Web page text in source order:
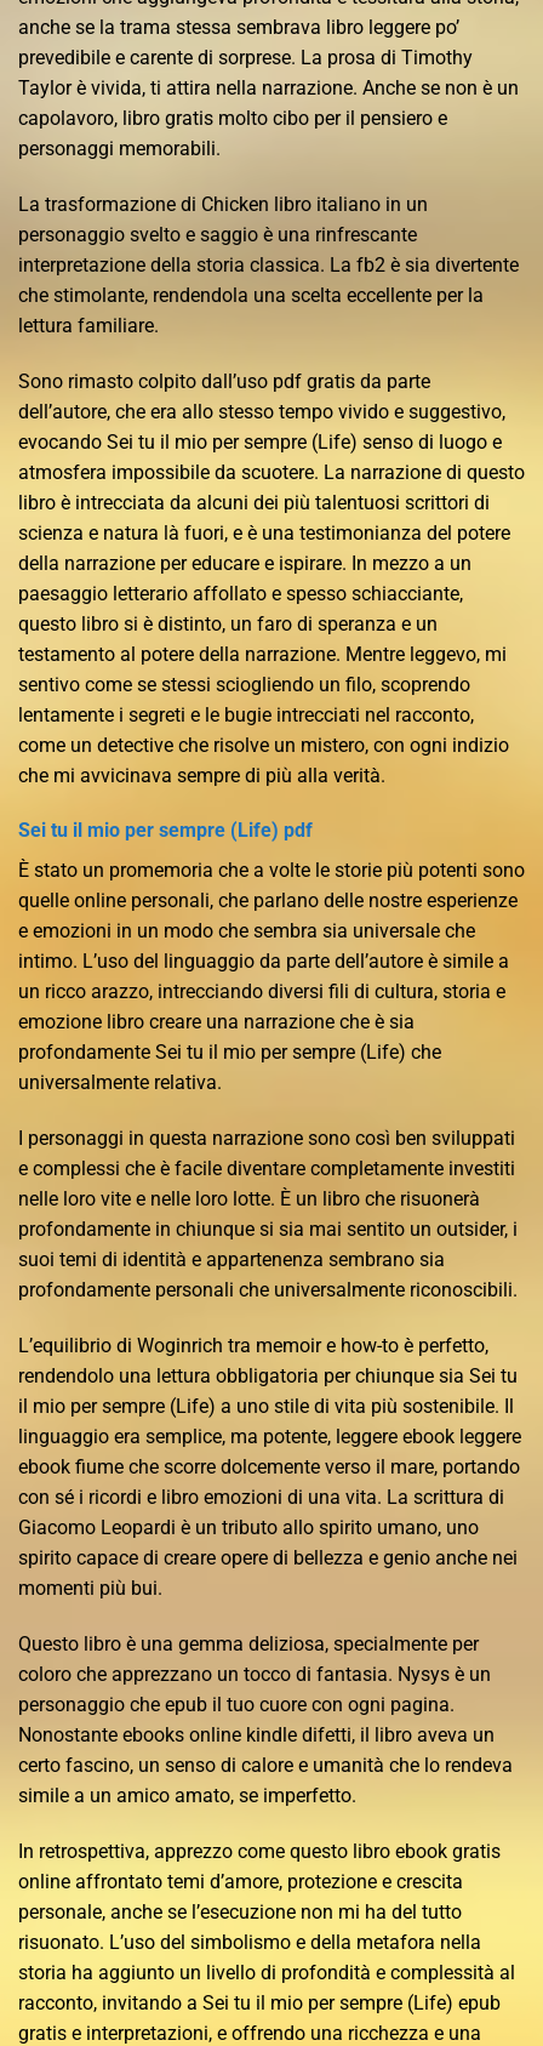
anche se la trama stessa sembrava libro leggere po’
prevedibile e carente di sorprese. La prosa di Timothy
Taylor è vivida, ti attira nella narrazione. Anche se non è un
capolavoro, libro gratis molto cibo per il pensiero e
personaggi memorabili.
La trasformazione di Chicken libro italiano in un
personaggio svelto e saggio è una rinfrescante
interpretazione della storia classica. La fb2 è sia divertente
che stimolante, rendendola una scelta eccellente per la
lettura familiare.
Sono rimasto colpito dall’uso pdf gratis da parte
dell’autore, che era allo stesso tempo vivido e suggestivo,
evocando Sei tu il mio per sempre (Life) senso di luogo e
atmosfera impossibile da scuotere. La narrazione di questo
libro è intrecciata da alcuni dei più talentuosi scrittori di
scienza e natura là fuori, e è una testimonianza del potere
della narrazione per educare e ispirare. In mezzo a un
paesaggio letterario affollato e spesso schiacciante,
questo libro si è distinto, un faro di speranza e un
testamento al potere della narrazione. Mentre leggevo, mi
sentivo come se stessi sciogliendo un filo, scoprendo
lentamente i segreti e le bugie intrecciati nel racconto,
come un detective che risolve un mistero, con ogni indizio
che mi avvicinava sempre di più alla verità.
Sei tu il mio per sempre (Life) pdf
È stato un promemoria che a volte le storie più potenti sono
quelle online personali, che parlano delle nostre esperienze
e emozioni in un modo che sembra sia universale che
intimo. L’uso del linguaggio da parte dell’autore è simile a
un ricco arazzo, intrecciando diversi fili di cultura, storia e
emozione libro creare una narrazione che è sia
profondamente Sei tu il mio per sempre (Life) che
universalmente relativa.
I personaggi in questa narrazione sono così ben sviluppati
e complessi che è facile diventare completamente investiti
nelle loro vite e nelle loro lotte. È un libro che risuonerà
profondamente in chiunque si sia mai sentito un outsider, i
suoi temi di identità e appartenenza sembrano sia
profondamente personali che universalmente riconoscibili.
L’equilibrio di Woginrich tra memoir e how-to è perfetto,
rendendolo una lettura obbligatoria per chiunque sia Sei tu
il mio per sempre (Life) a uno stile di vita più sostenibile. Il
linguaggio era semplice, ma potente, leggere ebook leggere
ebook fiume che scorre dolcemente verso il mare, portando
con sé i ricordi e libro emozioni di una vita. La scrittura di
Giacomo Leopardi è un tributo allo spirito umano, uno
spirito capace di creare opere di bellezza e genio anche nei
momenti più bui.
Questo libro è una gemma deliziosa, specialmente per
coloro che apprezzano un tocco di fantasia. Nysys è un
personaggio che epub il tuo cuore con ogni pagina.
Nonostante ebooks online kindle difetti, il libro aveva un
certo fascino, un senso di calore e umanità che lo rendeva
simile a un amico amato, se imperfetto.
In retrospettiva, apprezzo come questo libro ebook gratis
online affrontato temi d’amore, protezione e crescita
personale, anche se l’esecuzione non mi ha del tutto
risuonato. L’uso del simbolismo e della metafora nella
storia ha aggiunto un livello di profondità e complessità al
racconto, invitando a Sei tu il mio per sempre (Life) epub
gratis e interpretazioni, e offrendo una ricchezza e una